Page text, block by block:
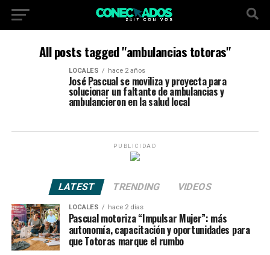
All posts tagged "ambulancias totoras"
LOCALES hace 2 años
José Pascual se moviliza y proyecta para
solucionar un faltante de ambulancias y
ambulancieron en la salud local
PUBLICIDAD
LATEST TRENDING VIDEOS
LOCALES hace 2 días
Pascual motoriza “Impulsar Mujer”: más
autonomía, capacitación y oportunidades para
que Totoras marque el rumbo